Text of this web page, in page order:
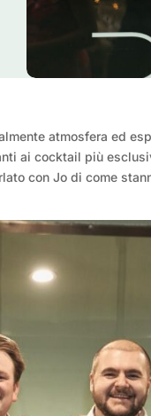
atmosfera ed
ai cocktail più
con Jo di come